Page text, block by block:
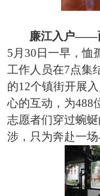
廉江入户——
5月30日一早，恤
工作人员在7点集
的12个镇街开展
心的互动，为488
志愿者们穿过蜿
涉，只为奔赴一